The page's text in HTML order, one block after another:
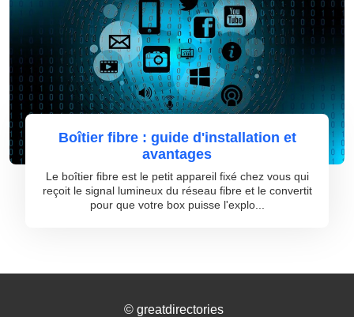
Boîtier fibre : guide d'installation et
avantages
Le boîtier fibre est le petit appareil fixé chez vous qui
reçoit le signal lumineux du réseau fibre et le convertit
pour que votre box puisse l'explo...
© greatdirectories